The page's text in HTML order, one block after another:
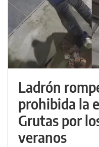
Ladrón
prohibida la
Grutas por
veranos